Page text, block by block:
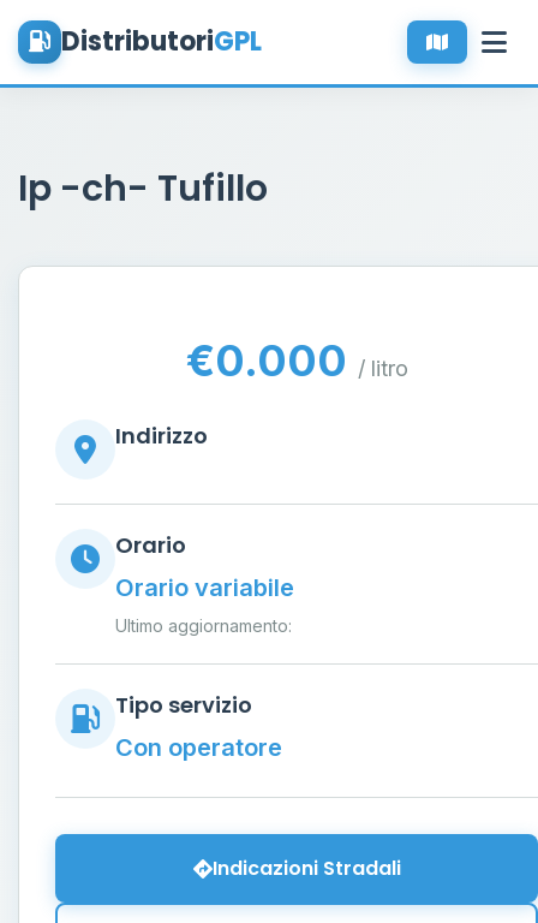
DistributoriGPL
Ip -ch- Tufillo
€0.000 / litro
Indirizzo
Orario
Orario variabile
Ultimo aggiornamento:
Tipo servizio
Con operatore
Indicazioni Stradali